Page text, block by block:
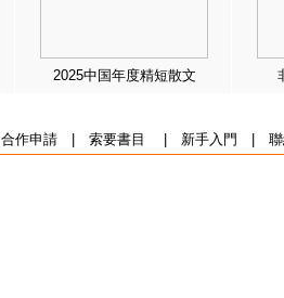
2025中国年度精短散文
合作申請| 索要書目 新手入門